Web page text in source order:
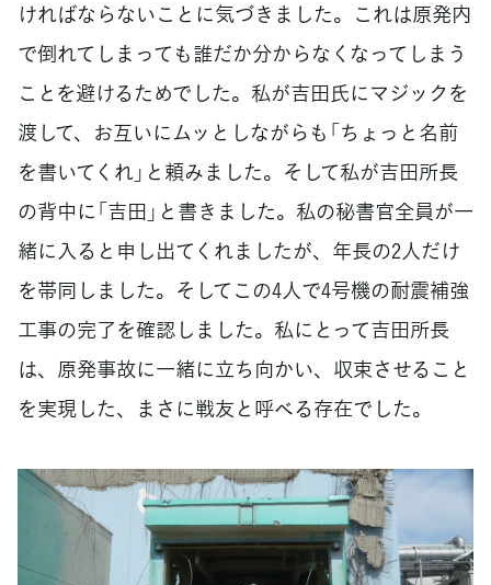
ければならないことに気づきました。これは原発内
で倒れてしまっても誰だか分からなくなってしまう
ことを避けるためでした。私が吉田氏にマジックを
渡して、お互いにムッとしながらも「ちょっと名前
を書いてくれ」と頼みました。そして私が吉田所長
の背中に「吉田」と書きました。私の秘書官全員が一
緒に入ると申し出てくれましたが、年長の2人だけ
を帯同しました。そしてこの4人で4号機の耐震補強
工事の完了を確認しました。私にとって吉田所長
は、原発事故に一緒に立ち向かい、収束させること
を実現した、まさに戦友と呼べる存在でした。